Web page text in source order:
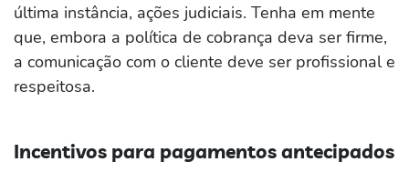
última instância, ações judiciais. Tenha em mente
que, embora a política de cobrança deva ser firme,
a comunicação com o cliente deve ser profissional e
respeitosa.
Incentivos para pagamentos antecipados